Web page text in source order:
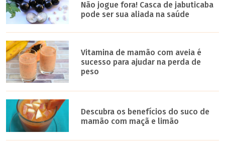
Não jogue fora! Casca de jabuticaba
pode ser sua aliada na saúde
Vitamina de mamão com aveia é
sucesso para ajudar na perda de
peso
Descubra os benefícios do suco de
mamão com maçã e limão